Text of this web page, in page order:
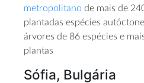
metropolitano de mais de
plantadas espécies
árvores de 86 espécies e
plantas
Sófia, Bulgária